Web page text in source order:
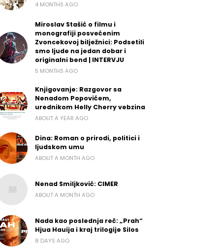
4 MONTHS AGO
Miroslav Stašić o filmu i
monografiji posvećenim
Zvoncekovoj bilježnici: Podsetili
smo ljude na jedan dobar i
originalni bend | INTERVJU
5 MONTHS AGO
Knjigovanje: Razgovor sa
Nenadom Popovićem,
urednikom Helly Cherry vebzina
ABOUT A YEAR AGO
Dina: Roman o prirodi, politici i
ljudskom umu
ABOUT A MONTH AGO
Nenad Smiljković: CIMER
ABOUT A MONTH AGO
Nada kao poslednja reč: „Prah“
Hjua Hauija i kraj trilogije Silos
8 DAYS AGO